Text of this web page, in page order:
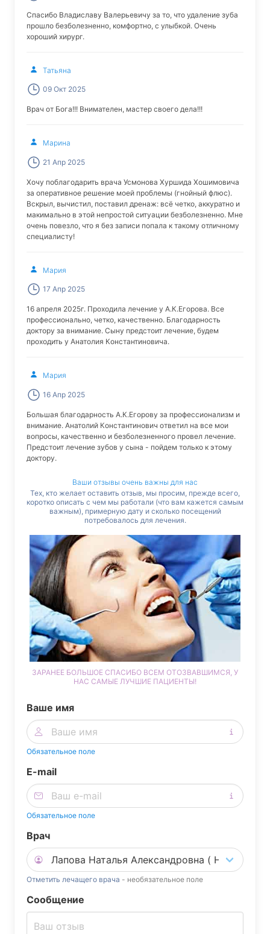
Спасибо Владиславу Валерьевичу за то, что удаление зуба
прошло безболезненно, комфортно, с улыбкой. Очень
хороший хирург.
Татьяна
09 Окт 2025
Врач от Бога!!! Внимателен, мастер своего дела!!!
Марина
21 Апр 2025
Хочу поблагодарить врача Усмонова Хуршида Хошимовича
за оперативное решение моей проблемы (гнойный флюс).
Вскрыл, вычистил, поставил дренаж: всё четко, аккуратно и
макимально в этой непростой ситуации безболезненно. Мне
очень повезло, что я без записи попала к такому отличному
специалисту!
Мария
17 Апр 2025
16 апреля 2025г. Проходила лечение у А.К.Егорова. Все
профессионально, четко, качественно. Благодарность
доктору за внимание. Сыну предстоит лечение, будем
проходить у Анатолия Константиновича.
Мария
16 Апр 2025
Большая благодарность А.К.Егорову за профессионализм и
внимание. Анатолий Константинович ответил на все мои
вопросы, качественно и безболезненного провел лечение.
Предстоит лечение зубов у сына - пойдем только к этому
доктору.
Ваши отзывы очень важны для нас
Тех, кто желает оставить отзыв, мы просим, прежде всего,
коротко описать с чем мы работали (что вам кажется самым
важным), примерную дату и сколько посещений
потребовалось для лечения.
ЗАРАНЕЕ БОЛЬШОЕ СПАСИБО ВСЕМ ОТОЗВАВШИМСЯ, У
НАС САМЫЕ ЛУЧШИЕ ПАЦИЕНТЫ!
Ваше имя
Обязательное поле
E-mail
Обязательное поле
Врач
Отметить лечащего врача - необязательное поле
Сообщение